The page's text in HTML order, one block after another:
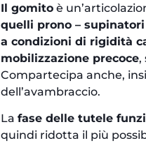
Il gomito è
quelli prono –
a condizioni di rigidità
mobilizzazione precoce,
Compartecipa anche,
dell’avambraccio.
Lafase delle tutele
quindi ridotta il più